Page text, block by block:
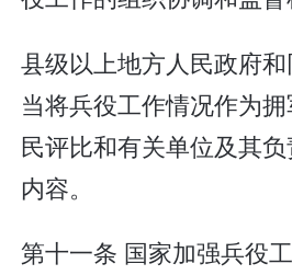
县级以上地方人民政府
当将兵役工作情况作为
民评比和有关单位及其
内容。
第十一条 国家加强兵役